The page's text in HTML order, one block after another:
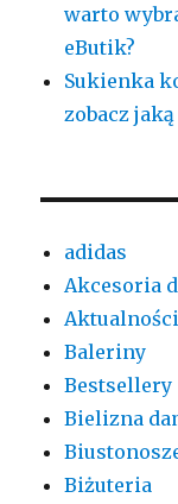
warto
eButik?
Sukienka
zobacz
adidas
Akcesoria
Aktualności
Baleriny
Bestsellery
Bielizna
Biżuteria